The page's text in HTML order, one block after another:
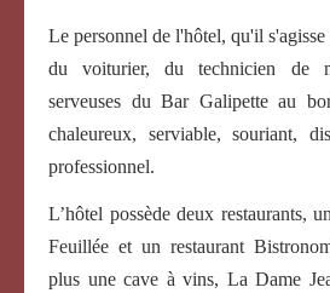
Le personnel de l'hôtel, qu'il s'agisse
du voiturier, du technicien de
serveuses du Bar Galipette au
chaleureux, serviable, souriant,
professionnel.
L’hôtel possède deux restaurants,
Feuillée et un restaurant
plus une cave à vins, La Dame